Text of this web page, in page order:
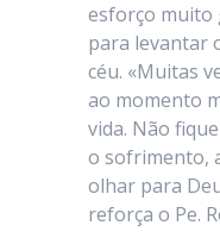
esforço muito
para levantar
céu. «Muitas
ao momento
vida. Não
o sofrimento,
olhar para
reforça o Pe.